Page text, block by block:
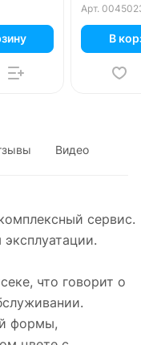
Арт.
В
Видео
сервис.
что говорит о
формы,